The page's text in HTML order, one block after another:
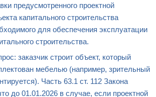
предусмотренного проектной
капитального строительства
для обеспечения эксплуатации
строительства.
заказчик строит объект, который
мебелью (например, зрительный
Часть 63.1 ст. 112 Закона
до 01.01.2026 в случае, если проектной